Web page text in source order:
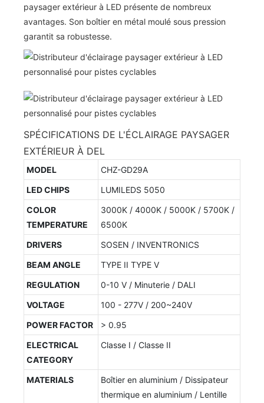
paysager extérieur à LED présente de nombreux
avantages. Son boîtier en métal moulé sous pression
garantit sa robustesse.
SPÉCIFICATIONS DE L'ÉCLAIRAGE PAYSAGER
EXTÉRIEUR À DEL
MODEL
CHZ-GD29A
LED CHIPS
LUMILEDS 5050
COLOR
TEMPERATURE
3000K / 4000K / 5000K / 5700K /
6500K
DRIVERS
SOSEN / INVENTRONICS
BEAM ANGLE
TYPE II TYPE V
REGULATION
0-10 V / Minuterie / DALI
VOLTAGE
100 - 277V / 200~240V
POWER FACTOR
> 0.95
ELECTRICAL
CATEGORY
Classe I / Classe II
MATERIALS
Boîtier en aluminium / Dissipateur
thermique en aluminium / Lentille